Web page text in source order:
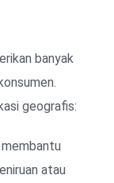
banyak
geografis:
membantu
atau